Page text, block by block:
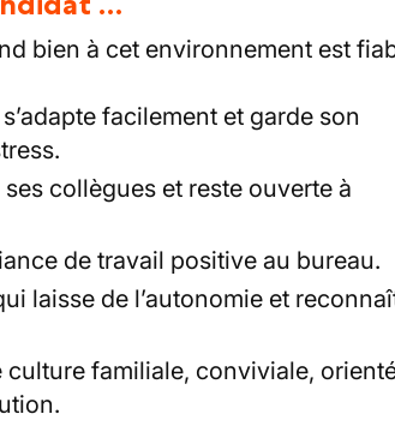
bien à cet environnement est
facilement et garde son
collègues et reste ouverte à
de travail positive au bureau.
laisse de l’autonomie et
culture familiale, conviviale,